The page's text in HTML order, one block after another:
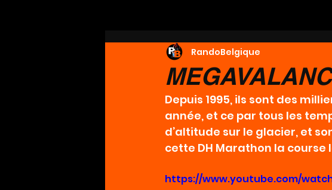
RandoBelgique
Depuis 1995, ils sont des
année, et ce par tous les
d’altitude sur le glacier, et
cette DH Marathon la course
https://www.youtube.com/